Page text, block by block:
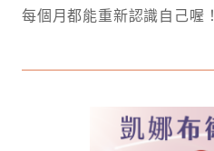
每個月都能重新認識自己喔！